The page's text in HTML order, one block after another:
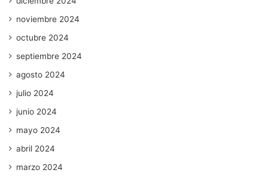
noviembre 2024
octubre 2024
septiembre 2024
agosto 2024
julio 2024
junio 2024
mayo 2024
abril 2024
marzo 2024